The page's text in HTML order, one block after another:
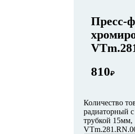
Пресс-
810₽
Количество
радиаторный
трубкой